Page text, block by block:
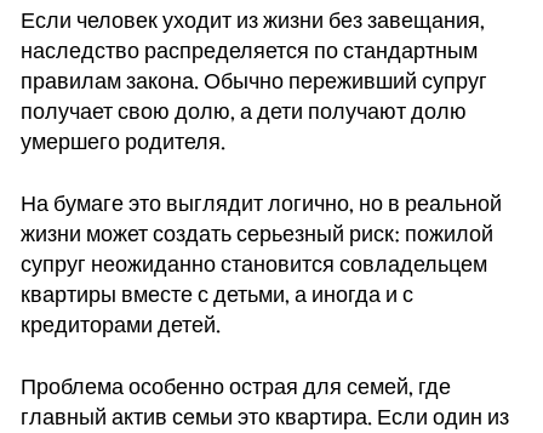
Если человек уходит из жизни без завещания,
наследство распределяется по стандартным
правилам закона. Обычно переживший супруг
получает свою долю, а дети получают долю
умершего родителя.
На бумаге это выглядит логично, но в реальной
жизни может создать серьезный риск: пожилой
супруг неожиданно становится совладельцем
квартиры вместе с детьми, а иногда и с
кредиторами детей.
Проблема особенно острая для семей, где
главный актив семьи это квартира. Если один из